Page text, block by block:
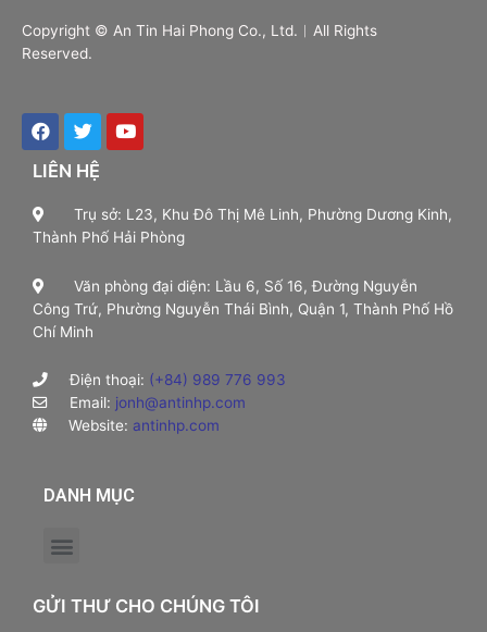
Copyright © An Tin Hai Phong Co., Ltd.︱All Rights
Reserved.
LIÊN HỆ
Trụ sở: L23, Khu Đô Thị Mê Linh, Phường Dương Kinh,
Thành Phố Hải Phòng
Văn phòng đại diện: Lầu 6, Số 16, Đường Nguyễn
Công Trứ, Phường Nguyễn Thái Bình, Quận 1, Thành Phố Hồ
Chí Minh
Điện thoại: (+84) 989 776 993
Email: jonh@antinhp.com
Website: antinhp.com
DANH MỤC
GỬI THƯ CHO CHÚNG TÔI